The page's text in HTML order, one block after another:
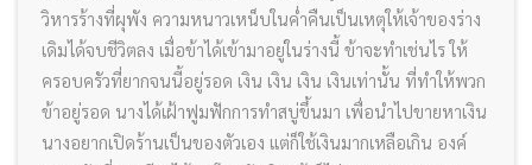
วิหารร้างที่ผุพัง ความหนาวเหน็บในค่ำคืนเป็นเหตุให้เจ้าของร่าง
เดิมได้จบชีวิตลง เมื่อข้าได้เข้ามาอยู่ในร่างนี้ ข้าจะทำเช่นไร ให้
ครอบครัวที่ยากจนนี้อยู่รอด เงิน เงิน เงิน เงินเท่านั้น ที่ทำให้พวก
ข้าอยู่รอด นางได้เฝ้าฟูมฟักการทำสบู่ขึ้นมา เพื่อนำไปขายหาเงิน
นางอยากเปิดร้านเป็นของตัวเอง แต่ก็ใช้เงินมากเหลือเกิน องค์